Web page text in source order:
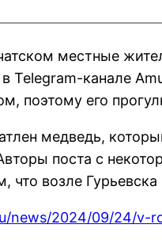
местные
Telegram-канале
поэтому его
медведь,
поста с
что возле
news/2024/09/24/v-